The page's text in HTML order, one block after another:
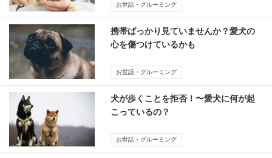
お世話・グルーミング
携帯ばっかり見ていませんか？愛犬の
心を傷つけているかも
お世話・グルーミング
犬が歩くことを拒否！〜愛犬に何が起
こっているの？
お世話・グルーミング